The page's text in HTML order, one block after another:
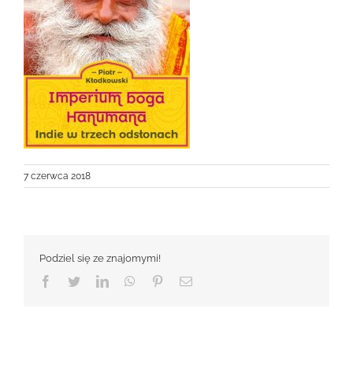
7 czerwca 2018
Podziel się ze znajomymi!
Facebook
TwitterLinkedInWhatsApp
PinterestEmail